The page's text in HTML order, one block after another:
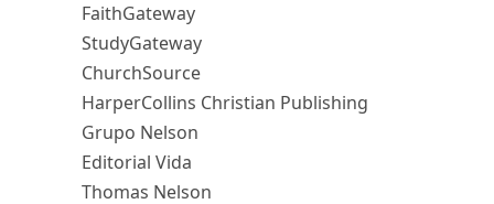
FaithGateway
StudyGateway
ChurchSource
HarperCollins Christian Publishing
Grupo Nelson
Editorial Vida
Thomas Nelson